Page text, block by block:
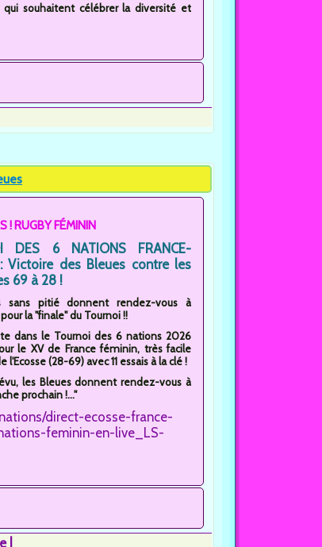
souhaitent célébrer la diversité et
! RUGBY FÉMININ
DES 6 NATIONS FRANCE-
: Victoire des Bleues contre les
69 à 28 !
sans pitié donnent rendez-vous à
la "finale" du Tournoi !!
dans le Tournoi des 6 nations 2026
le XV de France féminin, très facile
l'Ecosse (28-69) avec 11 essais à la clé !
les Bleues donnent rendez-vous à
prochain !..."
direct-ecosse-france-
feminin-en-live_LS-